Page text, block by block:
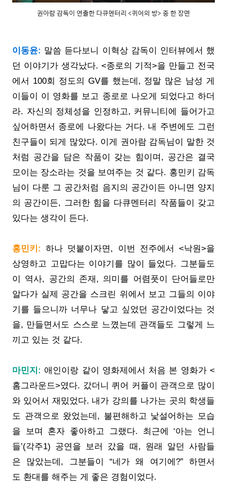
권아람 감독이 연출한 다큐멘터리 <퀴어의 방> 중 한 장면
이동윤: 말씀 듣다보니 이혁상 감독이 인터뷰에서 했
던 이야기가 생각났다. <종로의 기적>을 만들고 전국
에서 100회 정도의 GV를 했는데, 정말 많은 남성 게
이들이 이 영화를 보고 종로로 나오게 되었다고 하더
라. 자신의 정체성을 인정하고, 커뮤니티에 들어가고
싶어하면서 종로에 나왔다는 거다. 내 주변에도 그런
친구들이 되게 많았다. 이게 권아람 감독님이 말한 것
처럼 공간을 담은 작품이 갖는 힘이며, 공간은 결국
모이는 장소라는 것을 보여주는 것 같다. 홍민키 감독
님이 다룬 그 공간처럼 음지의 공간이든 아니면 양지
의 공간이든, 그러한 힘을 다큐멘터리 작품들이 갖고
있다는 생각이 든다.
홍민키: 하나 덧붙이자면, 이번 전주에서 <낙원>을
상영하고 고맙다는 이야기를 많이 들었다. 그분들도
이 역사, 공간의 존재, 의미를 어렴풋이 단어들로만
알다가 실제 공간을 스크린 위에서 보고 그들의 이야
기를 들으니까 너무나 닿고 싶었던 공간이었다는 것
을, 만들면서도 스스로 느꼈는데 관객들도 그렇게 느
끼고 있는 것 같다.
마민지: 애인이랑 같이 영화제에서 처음 본 영화가 <
홈그라운드>였다. 갔더니 퀴어 커플이 관객으로 많이
와 있어서 재밌었다. 내가 강의를 나가는 곳의 학생들
도 관객으로 왔었는데, 불편해하고 낯설어하는 모습
을 보며 혼자 좋아하고 그랬다. 최근에 ‘아는 언니
들’(각주1) 공연을 보러 갔을 때, 원래 알던 사람들
은 많았는데, 그분들이 “네가 왜 여기에?” 하면서
도 환대를 해주는 게 좋은 경험이었다.